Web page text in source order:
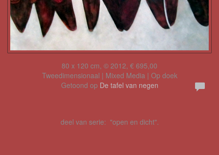
80 x 120 cm, © 2012, € 695,00
Tweedimensionaal | Mixed Media | Op doek
Getoond op De tafel van negen
deel van serie: "open en dicht".